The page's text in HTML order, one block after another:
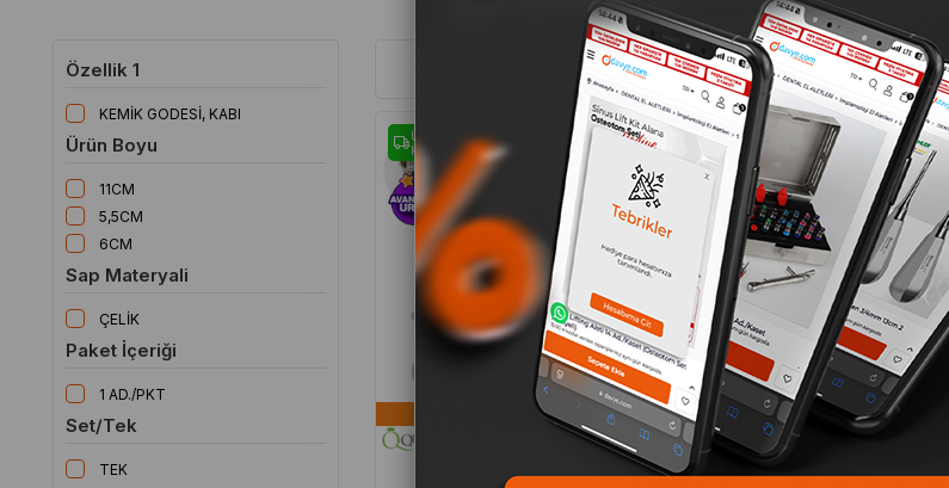
Özellik 1
KEMİK GODESİ, KABI
Ürün Boyu
11CM
5,5CM
6CM
Sap Materyali
ÇELİK
Paket İçeriği
1 AD./PKT
Set/Tek
TEK
Hekimlerin Tercihi
Ücretsiz
Kargo
Hekimlerin Tercihi
Ücretsiz
Kargo